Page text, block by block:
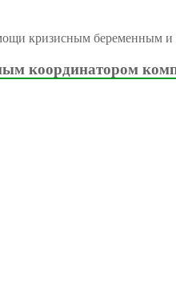
кризисным беременным
координатором